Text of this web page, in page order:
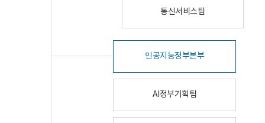
통신서비스팀
인공지능정부본부
AI정부기획팀